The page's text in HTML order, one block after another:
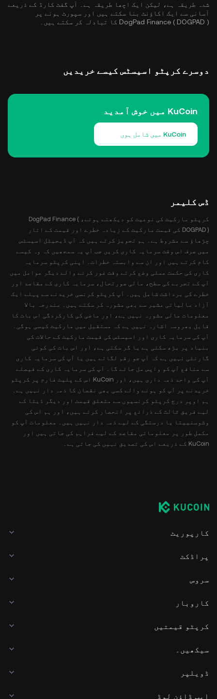
شدہ طریقہ ہے، لیکن ایک اچھا طریقہ ہے۔ آپ گفٹ کارڈ کے ذریعے
آسانی سے ایک اکاؤنٹ بنا سکتے ہیں اور سپورٹ ہونے پر
DogPad Finance ( DOGPAD ) کا تبادلہ کر سکتے ہیں۔
دوسرے کرپٹو اسیسٹس کیسے خریدیں
KuCoin میں خوش آمدید
KuCoin میں شامل ہوں
ڈس کلیمر
کرپٹو مارکیٹ کی نوعیت کو دیکھتے ہوئے، DogPad Finance (
DOGPAD ) کی قیمت مارکیٹ کے زیادہ خطرے اور قیمت کے اتار
چڑھاؤ سے مشروط ہے۔ ہم تجویز کرتے ہیں کہ آپ ڈیجیٹل اسیسٹس
میں صرف اس وقت سرمایہ کاری کریں جب آپ یہ سمجھیں کہ وہ کیسے
کام کرتے ہیں اور ان سے وابستہ خطرات۔ اپنی کرپٹو سرمایہ
کاری کی حکمت عملی وضع کرتے وقت غور کرنے والے دیگر عوامل میں
آپ کے تجربے کی سطح، مالی صورتحال، سرمایہ کاری کے مقاصد اور
خطرے کی برداشت شامل ہیں۔ آپ کرپٹو کرنسی خریدنے سے پہلے ایک
آزاد مالیاتی مشیر سے بھی مشورہ کر سکتے ہیں۔ مندرجہ بالا
معلومات مالی مشورہ نہیں ہے، اور ماضی کی کارکردگی اس بات کا
قابل بھروسہ اشارہ نہیں ہے کہ مستقبل میں مارکیٹ کیسی ہوگی۔
آپ کی سرمایہ کاری اور اسیسٹس کی قیمت مارکیٹ کے حالات کی
بنیاد پر بڑھ سکتی ہے یا گر سکتی ہے، اور اس بات کی کوئی
گارنٹی نہیں ہے کہ آپ جو رقم لگاتے ہیں یا آپ کی سرمایہ کاری
سے منافع آپ کو واپس مل جائے گا۔ آپ کی سرمایہ کاری کے فیصلے
آپ کی واحد ذمہ داری ہیں، اور KuCoin اس کے پلیٹ فارم پر کرپٹو
خریدنے پر آپ کو ہونے والے کسی بھی نقصان کا ذمہ دار نہیں ہے۔
ہم اوپر درج کرپٹو کرنسیوں سے متعلق قیمت اور دیگر ڈیٹا کے
لیے فریق ثالث کے ذرائع پر انحصار کرتے ہیں، اور ہم اس کی
وشوسنییتا یا درستگی کے لیے ذمہ دار نہیں ہیں۔ معلومات آپ کو
مکمل طور پر معلوماتی مقاصد کے لیے فراہم کی جاتی ہیں اور
KuCoin کے ذریعے اس کی تصدیق نہیں کی جاتی ہے۔
کارپوریٹ
پراڈکٹ
سروس
کاروبار
کرپٹو قیمتیں
سیکھیں۔
ڈویلپر
ایپ ڈاؤن لوڈ